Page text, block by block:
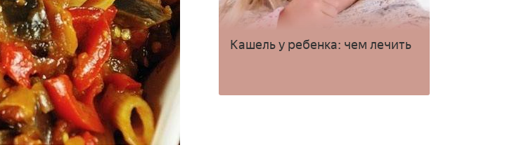
Кашель у ребенка: чем лечить